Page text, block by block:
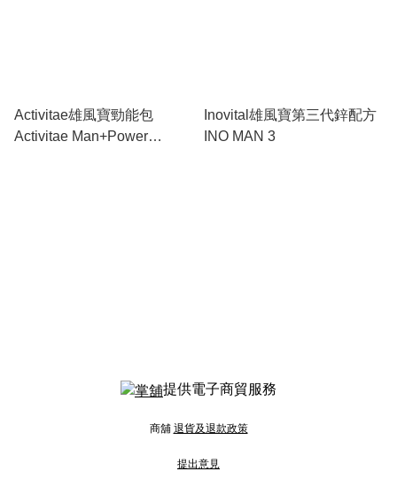
Activitae雄風寶勁能包
Activitae Man+Power
Inovital雄風寶第三代鋅配方
INO MAN 3
提供電子商貿服務
商舖 退貨及退款政策
提出意見